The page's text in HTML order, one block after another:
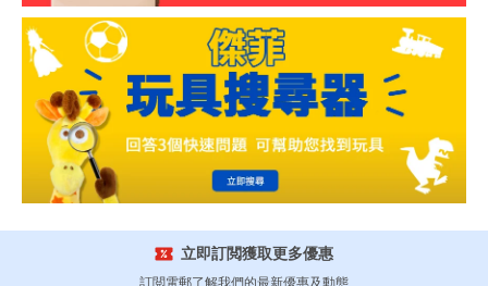
立即訂閲獲取更多優惠
訂閲電郵了解我們的最新優惠及動態